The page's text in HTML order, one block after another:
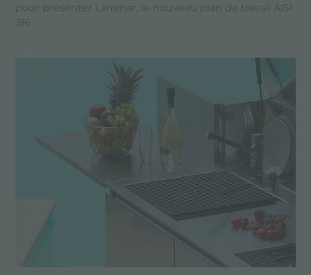
pour présenter Laminar, le nouveau plan de travail AISI
316